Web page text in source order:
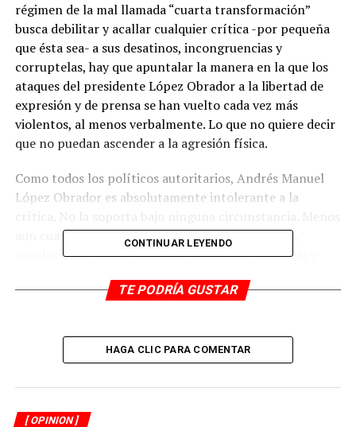
régimen de la mal llamada “cuarta transformación”
busca debilitar y acallar cualquier crítica -por pequeña
que ésta sea- a sus desatinos, incongruencias y
corruptelas, hay que apuntalar la manera en la que los
ataques del presidente López Obrador a la libertad de
expresión y de prensa se han vuelto cada vez más
violentos, al menos verbalmente. Lo que no quiere decir
que no puedan ascender a la agresión física.
Como todos los políticos autoritarios, Andrés Manuel
López Obrador es absolutamente intolerante a la
aun cuando quedan exhibidas las malas prácticas,
simulaciones, incongruencias, conflictos de interés y
allegados o, como ha sido una constante durante su
En lugar de aclarar y/o demostrar fehacientemente que
los reportajes y opiniones periodísticas críticas a su
gobierno son erróneos, contienen equívocos o incluso
presidente ha decidido utilizar un espacio público, como
CONTINUAR LEYENDO
TE PODRÍA GUSTAR
HAGA CLIC PARA COMENTAR
[ OPINION ]